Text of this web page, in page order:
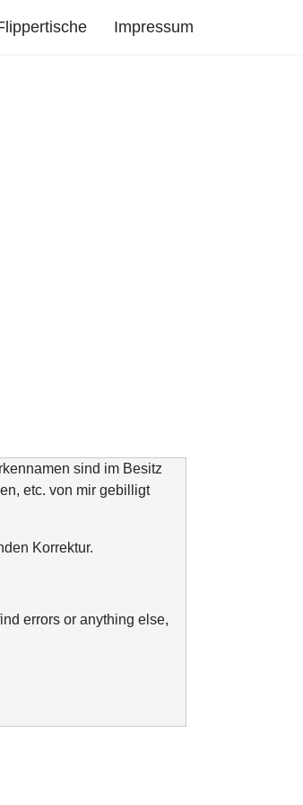
Impressum
sind im Besitz
etc. von mir gebilligt
Korrektur.
errors or anything else,